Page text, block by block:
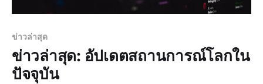
ข่าวล่าสุด
ข่าวล่าสุด: อัปเดตสถานการณ์โลกใน
ปัจจุบัน